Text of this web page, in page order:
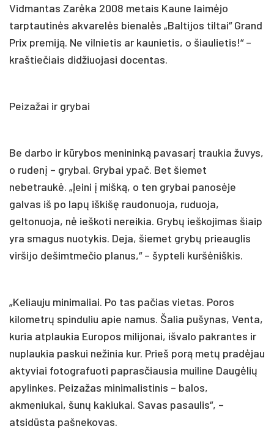
Vidmantas Zarėka 2008 metais Kaune laimėjo
tarptautinės akvarelės bienalės „Baltijos tiltai“ Grand
Prix premiją. Ne vilnietis ar kaunietis, o šiaulietis!“ –
kraštiečiais didžiuojasi docentas.
Peizažai ir grybai
Be darbo ir kūrybos menininką pavasarį traukia žuvys,
o rudenį – grybai. Grybai ypač. Bet šiemet
nebetraukė. „Įeini į mišką, o ten grybai panosėje
galvas iš po lapų iškišę raudonuoja, ruduoja,
geltonuoja, nė ieškoti nereikia. Grybų ieškojimas šiaip
yra smagus nuotykis. Deja, šiemet grybų prieauglis
viršijo dešimtmečio planus,“ – šypteli kuršėniškis.
„Keliauju minimaliai. Po tas pačias vietas. Poros
kilometrų spinduliu apie namus. Šalia pušynas, Venta,
kuria atplaukia Europos milijonai, išvalo pakrantes ir
nuplaukia paskui nežinia kur. Prieš porą metų pradėjau
aktyviai fotografuoti paprasčiausia muiline Daugėlių
apylinkes. Peizažas minimalistinis – balos,
akmeniukai, šunų kakiukai. Savas pasaulis“, –
atsidūsta pašnekovas.